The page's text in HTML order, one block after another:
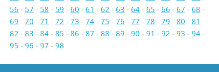
56 - 57 - 58 - 59 - 60 - 61 - 62 - 63 - 64 - 65 - 66 - 67 - 68 -
69 - 70 - 71 - 72 - 73 - 74 - 75 - 76 - 77 - 78 - 79 - 80 - 81 -
82 - 83 - 84 - 85 - 86 - 87 - 88 - 89 - 90 - 91 - 92 - 93 - 94 -
95 - 96 - 97 - 98